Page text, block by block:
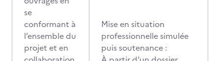
se
conformant à
l’ensemble du
projet et en
Mise en situation
professionnelle simulée
puis soutenance :